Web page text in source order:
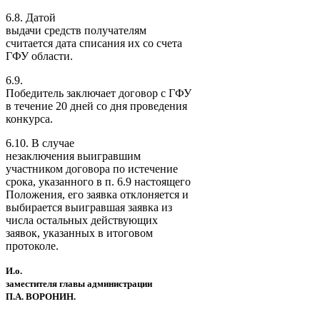
6.8. Датой
выдачи средств получателям
считается дата списания их со счета
ГФУ области.
6.9.
Победитель заключает договор с ГФУ
в течение 20 дней со дня проведения
конкурса.
6.10. В случае
незаключения выигравшим
участником договора по истечение
срока, указанного в п. 6.9 настоящего
Положения, его заявка отклоняется и
выбирается выигравшая заявка из
числа остальных действующих
заявок, указанных в итоговом
протоколе.
И.о.
заместителя главы администрации
П.А. ВОРОНИН.